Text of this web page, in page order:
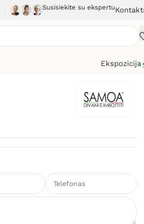
Susisiekite su ekspertu
Ekspozicija